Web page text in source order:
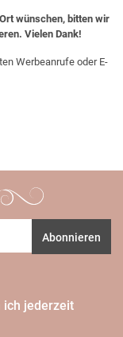
wünschen, bitten wir
Vielen Dank!
Werbeanrufe oder E-
Abonnieren
ich jederzeit